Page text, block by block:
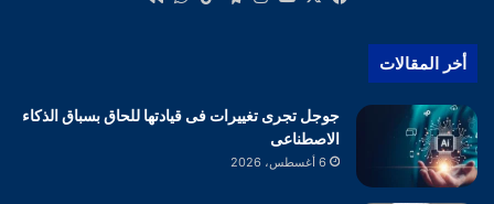
أخر المقالات
جوجل تجرى تغييرات فى قيادتها للحاق بسباق الذكاء
الاصطناعى
6 أغسطس، 2026